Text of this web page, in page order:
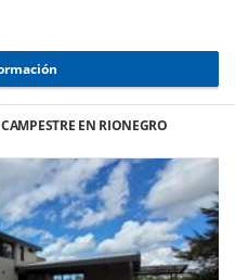
EN RIONEGRO